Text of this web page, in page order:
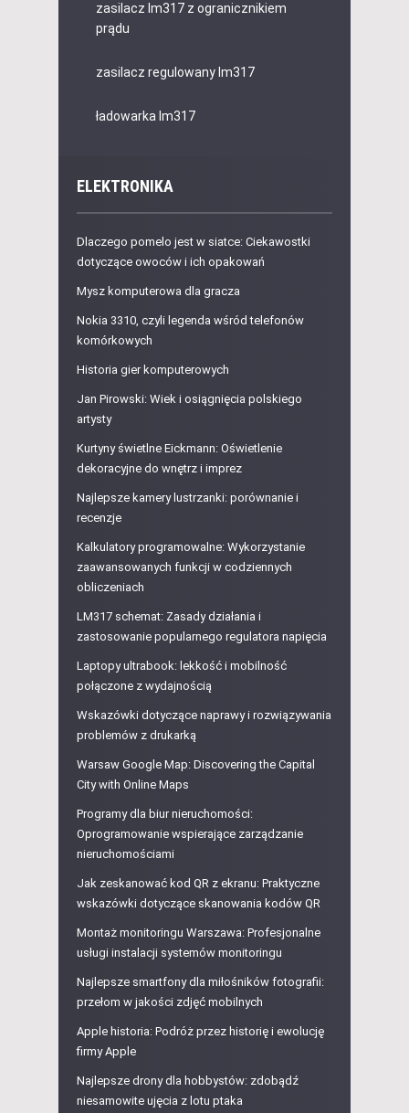
zasilacz lm317 z ogranicznikiem
prądu
zasilacz regulowany lm317
ładowarka lm317
ELEKTRONIKA
Dlaczego pomelo jest w siatce: Ciekawostki
dotyczące owoców i ich opakowań
Mysz komputerowa dla gracza
Nokia 3310, czyli legenda wśród telefonów
komórkowych
Historia gier komputerowych
Jan Pirowski: Wiek i osiągnięcia polskiego
artysty
Kurtyny świetlne Eickmann: Oświetlenie
dekoracyjne do wnętrz i imprez
Najlepsze kamery lustrzanki: porównanie i
recenzje
Kalkulatory programowalne: Wykorzystanie
zaawansowanych funkcji w codziennych
obliczeniach
LM317 schemat: Zasady działania i
zastosowanie popularnego regulatora napięcia
Laptopy ultrabook: lekkość i mobilność
połączone z wydajnością
Wskazówki dotyczące naprawy i rozwiązywania
problemów z drukarką
Warsaw Google Map: Discovering the Capital
City with Online Maps
Programy dla biur nieruchomości:
Oprogramowanie wspierające zarządzanie
nieruchomościami
Jak zeskanować kod QR z ekranu: Praktyczne
wskazówki dotyczące skanowania kodów QR
Montaż monitoringu Warszawa: Profesjonalne
usługi instalacji systemów monitoringu
Najlepsze smartfony dla miłośników fotografii:
przełom w jakości zdjęć mobilnych
Apple historia: Podróż przez historię i ewolucję
firmy Apple
Najlepsze drony dla hobbystów: zdobądź
niesamowite ujęcia z lotu ptaka